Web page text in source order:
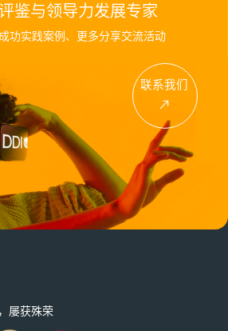
鉴与领导力发展专家
功实践案例、更多分享交流活动
联系我们
屡获殊荣